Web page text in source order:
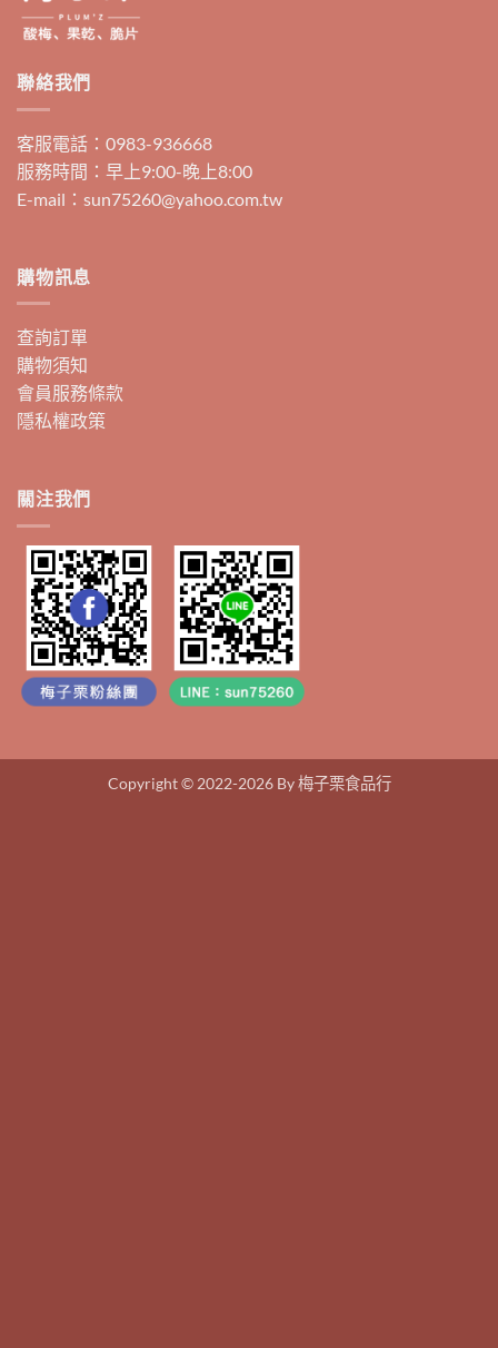
聯絡我們
客服電話：0983-936668
服務時間：早上9:00-晚上8:00
E-mail：sun75260@yahoo.com.tw
購物訊息
查詢訂單
購物須知
會員服務條款
隱私權政策
關注我們
Copyright © 2022-2026 By 梅子栗食品行